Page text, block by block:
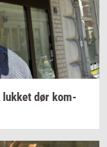
luk­ket dør kom­